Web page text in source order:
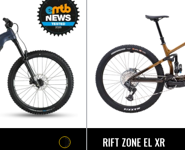
RIFT ZONE EL XR